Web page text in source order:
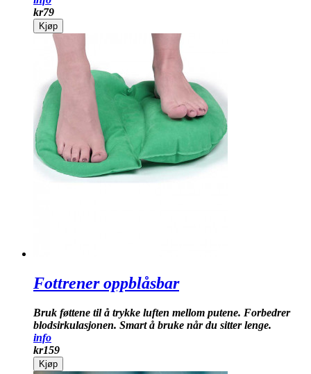
kr79
Kjøp
Fottrener oppblåsbar
Bruk føttene til å trykke luften mellom putene. Forbedrer
blodsirkulasjonen. Smart å bruke når du sitter lenge.
info
kr159
Kjøp